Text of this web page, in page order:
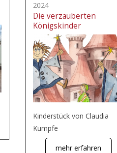
2024
Die verzauberten
Königskinder
Kinderstück von Claudia
Kumpfe
mehr erfahren